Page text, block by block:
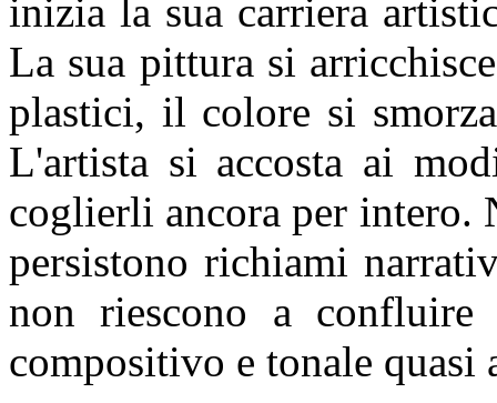
inizia la sua carriera
La sua pittura si
plastici, il colore si
L'artista si accosta ai
coglierli ancora per intero.
persistono richiami
non riescono a confluire
compositivo e tonale